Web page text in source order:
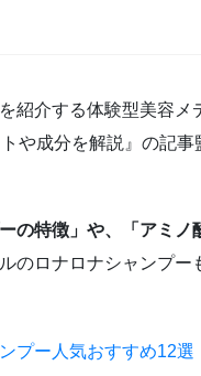
紹介する体験型美容
や成分を解説』の記
の特徴」や、「アミ
のロナロナシャンプー
プー人気おすすめ12選